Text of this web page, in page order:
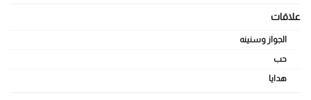
علاقات
الجواز وسنينه
حب
هدايا